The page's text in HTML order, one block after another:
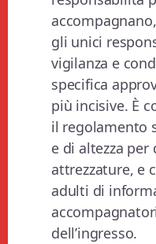
gli unici
vigilanza e
specifica
più incisive. È
il regolamento
e di altezza
attrezzature, e
adulti di
dell’ingresso.